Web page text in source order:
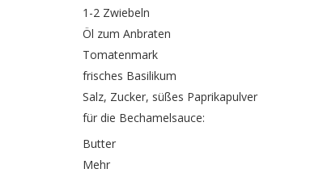
1-2 Zwiebeln
Öl zum Anbraten
Tomatenmark
frisches Basilikum
Salz, Zucker, süßes Paprikapulver
für die Bechamelsauce:
Butter
Mehr